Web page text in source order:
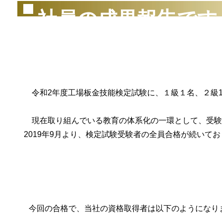
社員の成果報告です
令和2年度工場板金技能検定試験に、１級１名、２
現在取り組んでいる教育の体系化の一環として、受
2019年9月より、検定試験受験者の全員合格が続いて
今回の合格で、当社の資格取得者は以下のようになり